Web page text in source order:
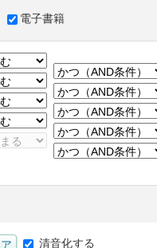
電子書籍
清音化する